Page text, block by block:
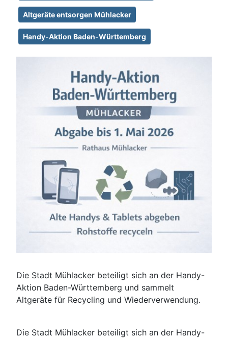
Altgeräte entsorgen Mühlacker
Handy-Aktion Baden-Württemberg
Die Stadt Mühlacker beteiligt sich an der Handy-
Aktion Baden-Württemberg und sammelt
Altgeräte für Recycling und Wiederverwendung.
Die Stadt Mühlacker beteiligt sich an der Handy-